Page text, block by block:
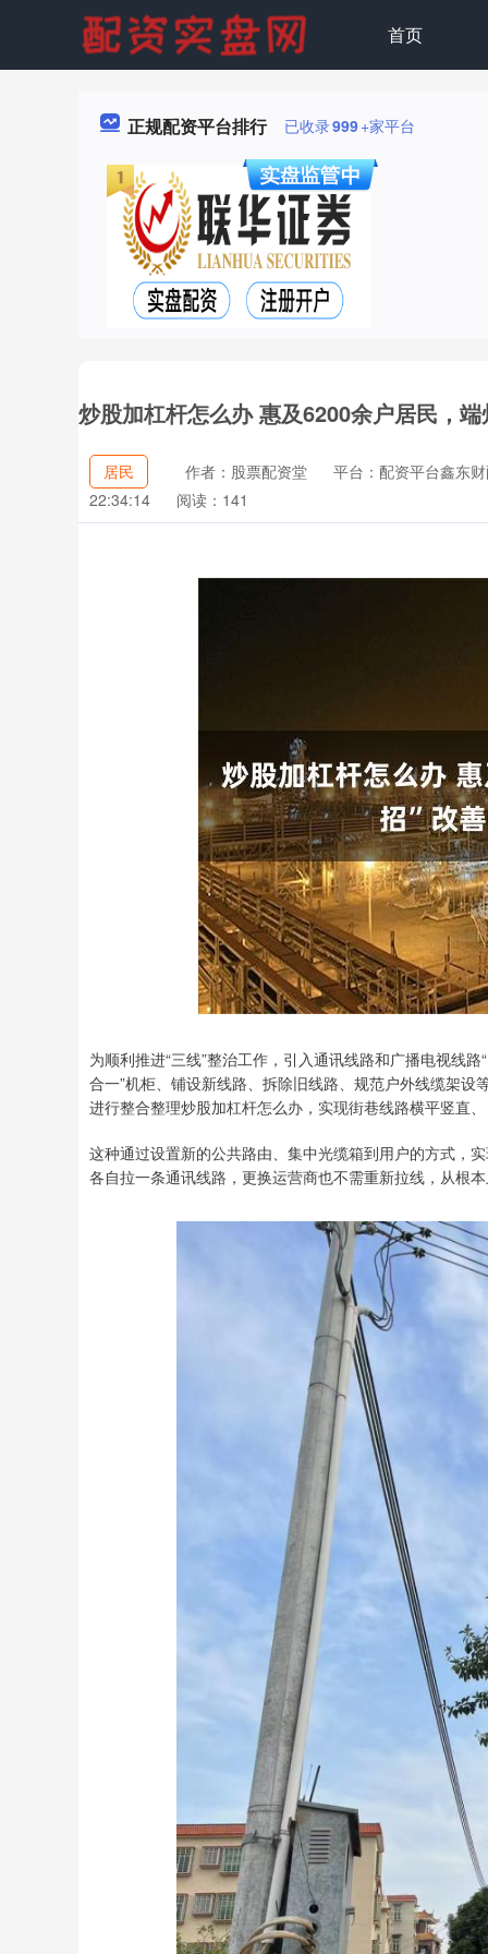
首页
正规配资平台排行 已收录999+家平台
炒股加杠杆怎么办 惠及6200余户居民，
居民 作者：股票配资堂
平台：配资平台鑫东
22:34:14
阅读：141
为顺利推进“三线”整治工作，引入通讯线路和广播电视线
合一”机柜、铺设新线路、拆除旧线路、规范户外线缆架
进行整合整理炒股加杠杆怎么办，实现街巷线路横平竖直
这种通过设置新的公共路由、集中光缆箱到用户的方式，
各自拉一条通讯线路，更换运营商也不需重新拉线，从根